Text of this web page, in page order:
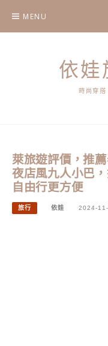
content
MENU
依娃
時尚穿
萊旅遊評價，推
夜店風九人小巴
自由行更方便
旅行 依娃 2024-